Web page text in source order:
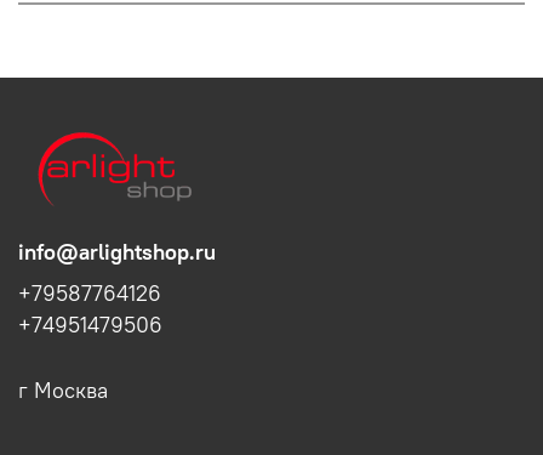
info@arlightshop.ru
+79587764126
+74951479506
г Москва